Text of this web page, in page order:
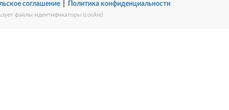
соглашение| Политика конфиденциальности
файлы-идентификаторы (cookie)